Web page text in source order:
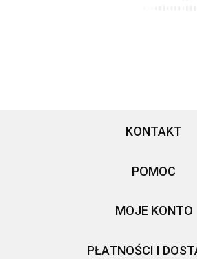
KONTAKT
POMOC
MOJE KONTO
PŁATNOŚCI I